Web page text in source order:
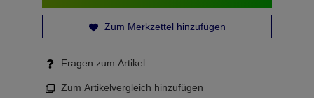
Zum Merkzettel hinzufügen
Fragen zum Artikel
Zum Artikelvergleich hinzufügen